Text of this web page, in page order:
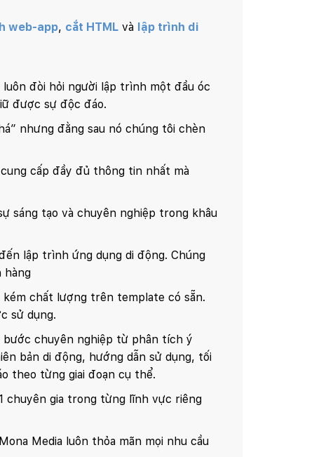
web-app, cắt HTMLvà lập trình di
đòi hỏi người lập trình một đầu óc
được sự độc đáo.
nhưng đằng sau nó chúng tôi chèn
cấp đầy đủ thông tin nhất mà
sáng tạo và chuyên nghiệp trong khâu
lập trình ứng dụng di động. Chúng
hàng
chất lượng trên template có sẵn.
sử dụng.
chuyên nghiệp từ phân tích ý
bản di động, hướng dẫn sử dụng, tối
theo từng giai đoạn cụ thể.
gia trong từng lĩnh vực riêng
Media luôn thỏa mãn mọi nhu cầu